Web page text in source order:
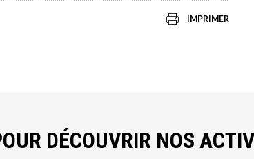
IMPRIMER
DÉCOUVRIR NOS